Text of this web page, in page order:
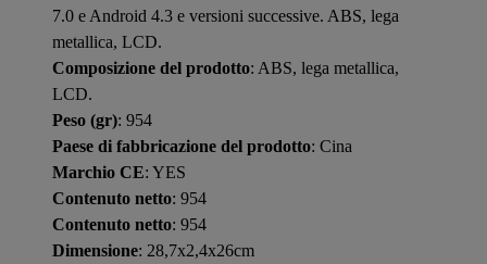
7.0 e Android 4.3 e versioni successive. ABS, lega
metallica, LCD.
Composizione del prodotto: ABS, lega metallica,
LCD.
Peso (gr): 954
Paese di fabbricazione del prodotto: Cina
Marchio CE: YES
Contenuto netto: 954
Contenuto netto: 954
Dimensione: 28,7x2,4x26cm